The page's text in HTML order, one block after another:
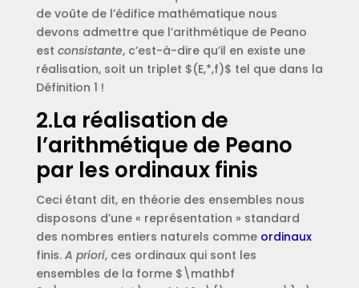
de voûte de l’édifice mathématique nous
devons admettre que l’arithmétique de Peano
est consistante, c’est-à-dire qu’il en existe une
réalisation, soit un triplet $(E,*,f)$ tel que dans la
Définition 1 !
2.La réalisation de
l’arithmétique de Peano
par les ordinaux finis
Ceci étant dit, en théorie des ensembles nous
disposons d’une « représentation » standard
des nombres entiers naturels comme ordinaux
finis. A priori, ces ordinaux qui sont les
ensembles de la forme $\mathbf